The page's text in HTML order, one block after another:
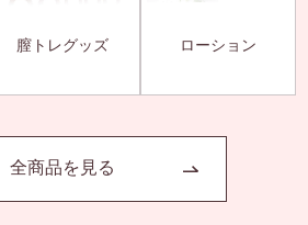
膣トレグッズ ローション
全商品を見る